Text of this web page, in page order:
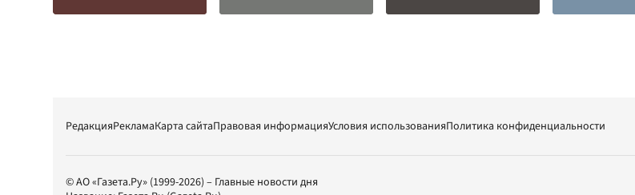
РедакцияРекламаКарта сайтаПравовая информацияУсловия использованияПолитика конфиденциальности
© АО «Газета.Ру» (1999-2026) – Главные новости дня